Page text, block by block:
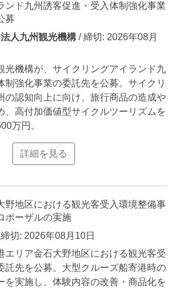
ンド九州誘客促進・受入体制強化事業
募
人九州観光機構 / 締切: 2026年08月
光機構が、サイクリングアイランド九
制強化事業の委託先を公募。サイクリ
の認知向上に向け、旅行商品の造成や
、高付加価値型サイクルツーリズムを
万円。
詳細を見る
野地区における観光客受入環境整備事
ポーザルの実施
切: 2026年08月10日
エリア金石大野地区における観光客受
託先を公募。大型クルーズ船寄港時の
を実施し、体験内容の改善・商品化を